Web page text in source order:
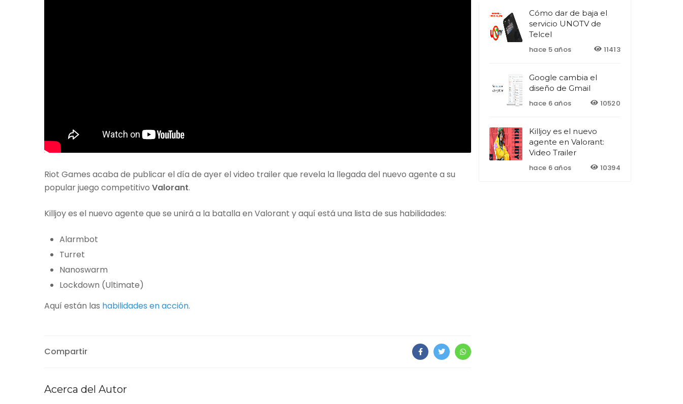
Riot Games acaba de publicar el día de ayer el video trailer que revela la llegada del nuevo agente a su
popular juego competitivo Valorant.
Killjoy es el nuevo agente que se unirá a la batalla en Valorant y aquí está una lista de sus habilidades:
Alarmbot
Turret
Nanoswarm
Lockdown (Ultimate)
Aquí están las habilidades en acción.
Compartir
Acerca del Autor
Cómo dar de baja el
servicio UNOTV de
Telcel
hace 5 años
11413
Google cambia el
diseño de Gmail
hace 6 años
10520
Killjoy es el nuevo
agente en Valorant:
Video Trailer
hace 6 años
10394